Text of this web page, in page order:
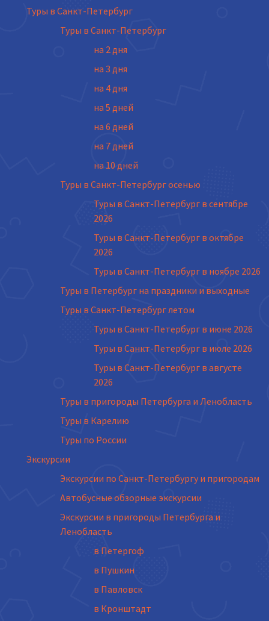
Туры в Санкт-Петербург
Туры в Санкт-Петербург
на 2 дня
на 3 дня
на 4 дня
на 5 дней
на 6 дней
на 7 дней
на 10 дней
Туры в Санкт-Петербург осенью
Туры в Санкт-Петербург в сентябре
2026
Туры в Санкт-Петербург в октябре
2026
Туры в Санкт-Петербург в ноябре 2026
Туры в Петербург на праздники и выходные
Туры в Санкт-Петербург летом
Туры в Санкт-Петербург в июне 2026
Туры в Санкт-Петербург в июле 2026
Туры в Санкт-Петербург в августе
2026
Туры в пригороды Петербурга и Ленобласть
Туры в Карелию
Туры по России
Экскурсии
Экскурсии по Санкт-Петербургу и пригородам
Автобусные обзорные экскурсии
Экскурсии в пригороды Петербурга и
Ленобласть
в Петергоф
в Пушкин
в Павловск
в Кронштадт